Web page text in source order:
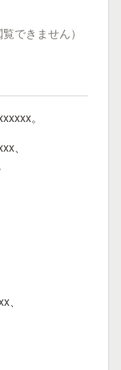
できません）
。
、